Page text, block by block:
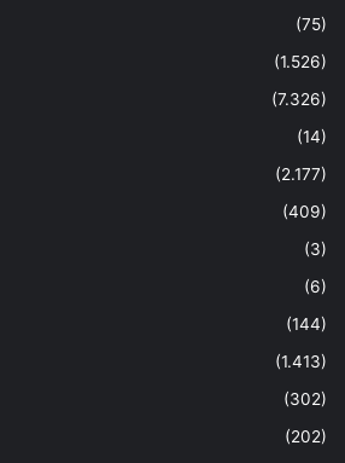
(75)
(1.526)
(7.326)
(14)
(2.177)
(409)
(3)
(6)
(144)
(1.413)
(302)
(202)